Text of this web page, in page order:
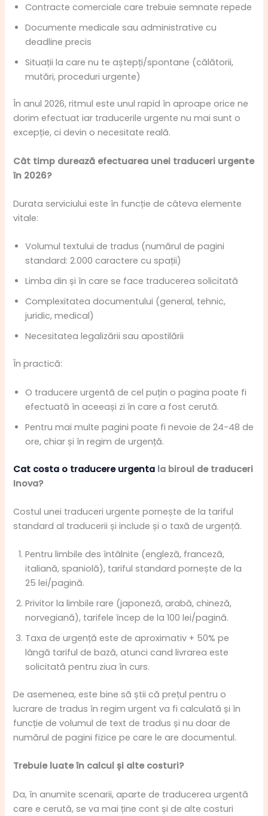
Contracte comerciale care trebuie semnate repede
Documente medicale sau administrative cu
deadline precis
Situații la care nu te aștepți/spontane (călătorii,
mutări, proceduri urgente)
În anul 2026, ritmul este unul rapid în aproape orice ne
dorim efectuat iar traducerile urgente nu mai sunt o
excepție, ci devin o necesitate reală.
Cât timp durează efectuarea unei traduceri urgente
în 2026?
Durata serviciului este în funcție de câteva elemente
vitale:
Volumul textului de tradus (numărul de pagini
standard: 2.000 caractere cu spații)
Limba din și în care se face traducerea solicitată
Complexitatea documentului (general, tehnic,
juridic, medical)
Necesitatea legalizării sau apostilării
În practică:
O traducere urgentă de cel puțin o pagina poate fi
efectuată în aceeași zi în care a fost cerută.
Pentru mai multe pagini poate fi nevoie de 24-48 de
ore, chiar și în regim de urgență.
Cat costa o traducere urgenta la biroul de traduceri
Inova?
Costul unei traduceri urgente pornește de la tariful
standard al traducerii și include și o taxă de urgență.
Pentru limbile des întâlnite (engleză, franceză,
italiană, spaniolă), tariful standard pornește de la
25 lei/pagină.
Privitor la limbile rare (japoneză, arabă, chineză,
norvegiană), tarifele încep de la 100 lei/pagină.
Taxa de urgență este de aproximativ + 50% pe
lângă tariful de bază, atunci cand livrarea este
solicitată pentru ziua în curs.
De asemenea, este bine să știi că prețul pentru o
lucrare de tradus în regim urgent va fi calculată și în
funcție de volumul de text de tradus și nu doar de
numărul de pagini fizice pe care le are documentul.
Trebuie luate în calcul și alte costuri?
Da, în anumite scenarii, aparte de traducerea urgentă
care e cerută, se va mai ține cont și de alte costuri